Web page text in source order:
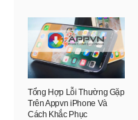
Tổng Hợp Lỗi Thường Gặp
Trên Appvn iPhone Và
Cách Khắc Phục